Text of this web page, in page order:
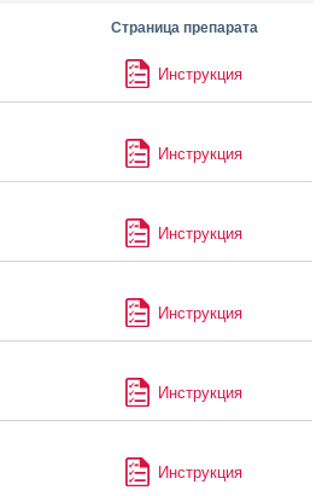
Страница препарата
Инструкция
Инструкция
Инструкция
Инструкция
Инструкция
Инструкция